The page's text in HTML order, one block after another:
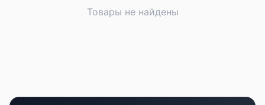
Товары не найдены